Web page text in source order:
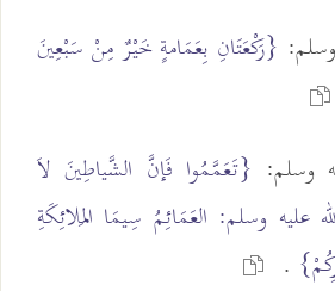
{رَكْعَتَانِ بِعَمَامةٍ خَيْرٌ مِنْ سَبْعِينَ
وسلم: {تَعَمَّمُوا فَإنَّ الشَّياطِينَ لاَ
عليه وسلم: العَمَائِمُ سِيمَا المَلائِكَةِ
.